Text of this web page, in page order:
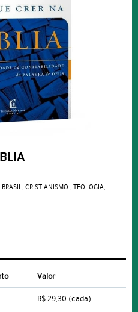
,CRISTIANISMO ,TEOLOGIA,
Valor
R$ 29,30 (cada)